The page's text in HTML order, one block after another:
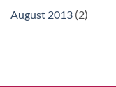
August 2013 (2)